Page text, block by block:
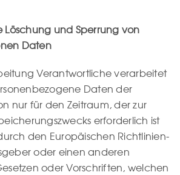
Löschung und Sperrung von
Daten
Verantwortliche verarbeitet
Daten der
nur für den Zeitraum, der zur
erforderlich ist
den Europäischen Richtlinien-
oder einen anderen
oder Vorschriften, welchen